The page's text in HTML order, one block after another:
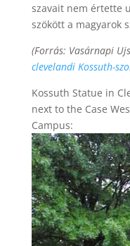
szavait nem értette
szökött a magyarok
(Forrás: Vasárnapi
clevelandi Kossuth-
Kossuth Statue in
next to the Case
Campus: